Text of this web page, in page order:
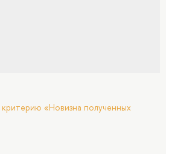
«Новизна полученных